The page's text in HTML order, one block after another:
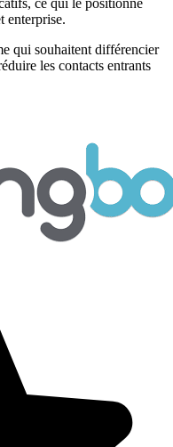
enterprise.
qui souhaitent différencier
les contacts entrants